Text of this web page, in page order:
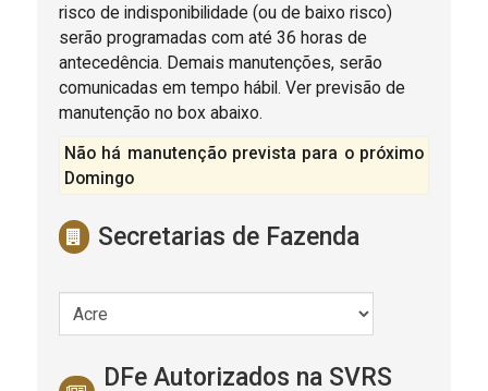
risco de indisponibilidade (ou de baixo risco)
serão programadas com até 36 horas de
antecedência. Demais manutenções, serão
comunicadas em tempo hábil. Ver previsão de
manutenção no box abaixo.
Não há manutenção prevista para o próximo
Domingo
Secretarias de Fazenda
DFe Autorizados na SVRS